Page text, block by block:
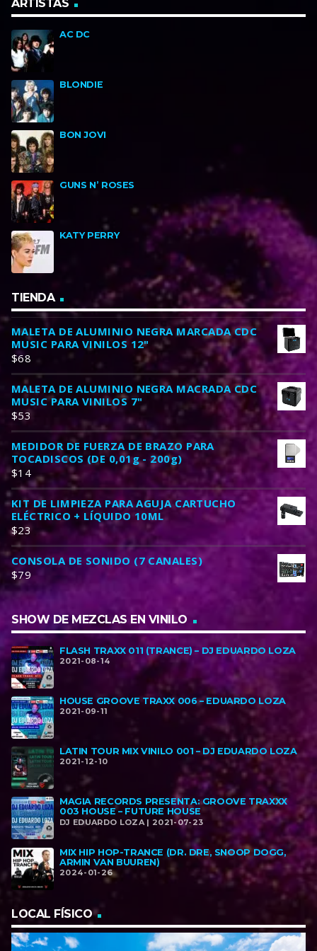
ARTISTAS
AC DC
BLONDIE
BON JOVI
GUNS N’ ROSES
KATY PERRY
TIENDA
MALETA DE ALUMINIO NEGRA MARCADA CDC
MUSIC PARA VINILOS 12"
$68
MALETA DE ALUMINIO NEGRA MACRADA CDC
MUSIC PARA VINILOS 7"
$53
MEDIDOR DE FUERZA DE BRAZO PARA
TOCADISCOS (DE 0,01g - 200g)
$14
KIT DE LIMPIEZA PARA AGUJA CARTUCHO
ELÉCTRICO + LÍQUIDO 10ML
$23
CONSOLA DE SONIDO (7 CANALES)
$79
SHOW DE MEZCLAS EN VINILO
FLASH TRAXX 011 (TRANCE) – DJ EDUARDO LOZA
2021-08-14
HOUSE GROOVE TRAXX 006 – EDUARDO LOZA
2021-09-11
LATIN TOUR MIX VINILO 001 – DJ EDUARDO LOZA
2021-12-10
MAGIA RECORDS PRESENTA: GROOVE TRAXXX
003 HOUSE – FUTURE HOUSE
DJ EDUARDO LOZA | 2021-07-23
MIX HIP HOP-TRANCE (DR. DRE, SNOOP DOGG,
ARMIN VAN BUUREN)
2024-01-26
LOCAL FÍSICO